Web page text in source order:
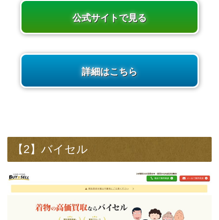
公式サイトで見る
詳細はこちら
【2】バイセル